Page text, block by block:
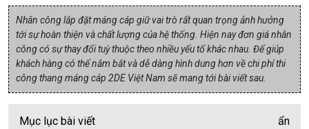
Nhân công lắp đặt máng cáp giữ vai trò rất quan trọng ảnh hưởng
tới sự hoàn thiện và chất lượng của hệ thống. Hiện nay đơn giá nhân
công có sự thay đổi tuỳ thuộc theo nhiều yếu tố khác nhau. Để giúp
khách hàng có thể nắm bắt và dễ dàng hình dung hơn về chi phí thi
công thang máng cáp 2DE Việt Nam sẽ mang tới bài viết sau.
Mục lục bài viết ẩn